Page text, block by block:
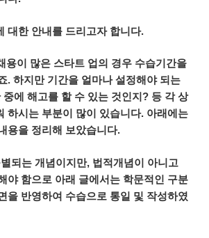
대한 안내를 드리고자 합니다.
용이 많은 스타트 업의 경우 수습기간을
. 하지만 기간을 얼마나 설정해야 되는
중에 해고를 할 수 있는 것인지? 등 각 상
하시는 부분이 많이 있습니다. 아래에는
용을 정리해 보았습니다.
되는 개념이지만, 법적개념이 아니고
야 함으로 아래 글에서는 학문적인 구분
을 반영하여 수습으로 통일 및 작성하였